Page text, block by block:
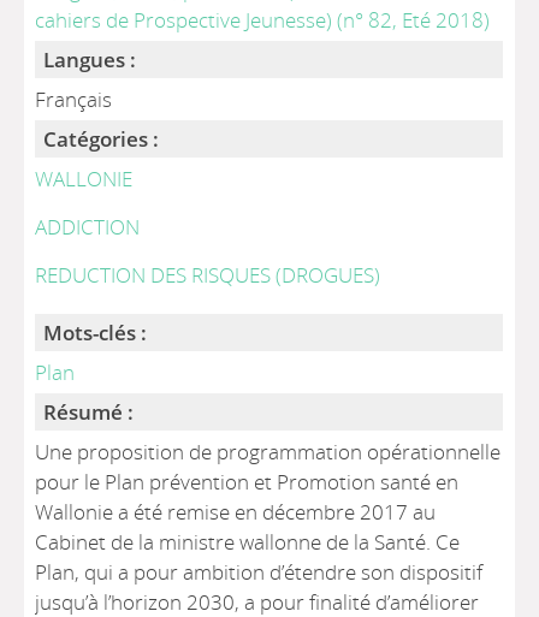
cahiers de Prospective Jeunesse) (n° 82, Eté 2018)
Langues :
Français
Catégories :
WALLONIE
ADDICTION
REDUCTION DES RISQUES (DROGUES)
Mots-clés :
Plan
Résumé :
Une proposition de programmation opérationnelle
pour le Plan prévention et Promotion santé en
Wallonie a été remise en décembre 2017 au
Cabinet de la ministre wallonne de la Santé. Ce
Plan, qui a pour ambition d’étendre son dispositif
jusqu’à l’horizon 2030, a pour finalité d’améliorer